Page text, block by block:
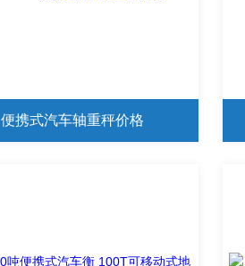
便携式汽车轴重秤价格